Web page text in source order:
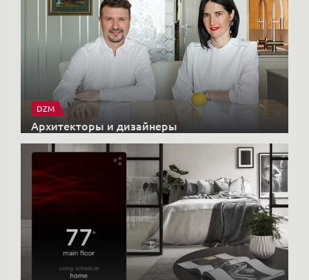
DZM
Архитекторы и дизайнеры